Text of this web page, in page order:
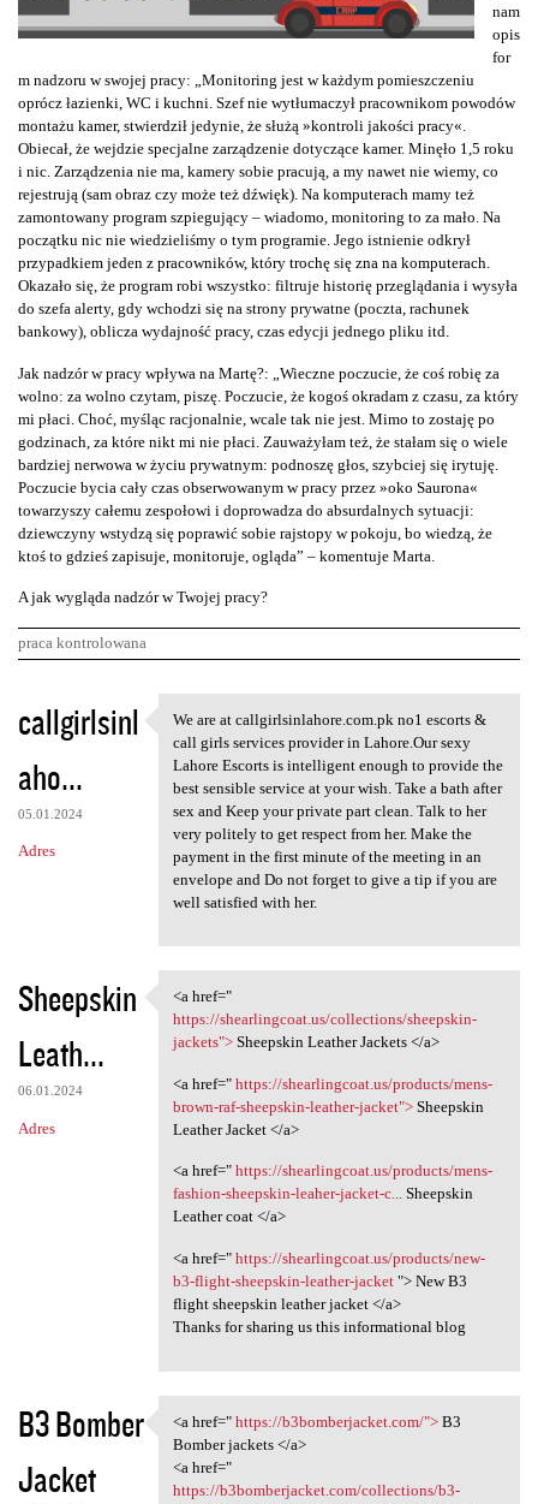
nam
opis
for
m nadzoru w swojej pracy: „Monitoring jest w każdym pomieszczeniu
oprócz łazienki, WC i kuchni. Szef nie wytłumaczył pracownikom powodów
montażu kamer, stwierdził jedynie, że służą »kontroli jakości pracy«.
Obiecał, że wejdzie specjalne zarządzenie dotyczące kamer. Minęło 1,5 roku
i nic. Zarządzenia nie ma, kamery sobie pracują, a my nawet nie wiemy, co
rejestrują (sam obraz czy może też dźwięk). Na komputerach mamy też
zamontowany program szpiegujący – wiadomo, monitoring to za mało. Na
początku nic nie wiedzieliśmy o tym programie. Jego istnienie odkrył
przypadkiem jeden z pracowników, który trochę się zna na komputerach.
Okazało się, że program robi wszystko: filtruje historię przeglądania i wysyła
do szefa alerty, gdy wchodzi się na strony prywatne (poczta, rachunek
bankowy), oblicza wydajność pracy, czas edycji jednego pliku itd.
Jak nadzór w pracy wpływa na Martę?: „Wieczne poczucie, że coś robię za
wolno: za wolno czytam, piszę. Poczucie, że kogoś okradam z czasu, za który
mi płaci. Choć, myśląc racjonalnie, wcale tak nie jest. Mimo to zostaję po
godzinach, za które nikt mi nie płaci. Zauważyłam też, że stałam się o wiele
bardziej nerwowa w życiu prywatnym: podnoszę głos, szybciej się irytuję.
Poczucie bycia cały czas obserwowanym w pracy przez »oko Saurona«
towarzyszy całemu zespołowi i doprowadza do absurdalnych sytuacji:
dziewczyny wstydzą się poprawić sobie rajstopy w pokoju, bo wiedzą, że
ktoś to gdzieś zapisuje, monitoruje, ogląda” – komentuje Marta.
A jak wygląda nadzór w Twojej pracy?
praca kontrolowana
K
o
m
e
n
z
e
callgirlsinl
aho...
05.01.2024
Adres
We are at callgirlsinlahore
We are at callgirlsinlahore.com.pk no1 escorts &
call girls services provider in Lahore.Our sexy
Lahore Escorts is intelligent enough to provide the
best sensible service at your wish. Take a bath after
sex and Keep your private part clean. Talk to her
very politely to get respect from her. Make the
payment in the first minute of the meeting in an
envelope and Do not forget to give a tip if you are
well satisfied with her.
Sheepskin
Leath...
06.01.2024
Adres
<a href=" https:/
<a href="
https://shearlingcoat.us/collections/sheepskin-
jackets">Sheepskin Leather Jackets </a>
<a href=" https://shearlingcoat.us/products/mens-
brown-raf-sheepskin-leather-jacket">Sheepskin
Leather Jacket </a>
<a href=" https://shearlingcoat.us/products/mens-
fashion-sheepskin-leaher-jacket-c...Sheepskin
Leather coat </a>
<a href=" https://shearlingcoat.us/products/new-
b3-flight-sheepskin-leather-jacket"> New B3
flight sheepskin leather jacket </a>
Thanks for sharing us this informational blog
B3 Bomber
Jacket
<a href=" https:/
<a href=" https://b3bomberjacket.com/">B3
Bomber jackets </a>
<a href="
https://b3bomberjacket.com/collections/b3-